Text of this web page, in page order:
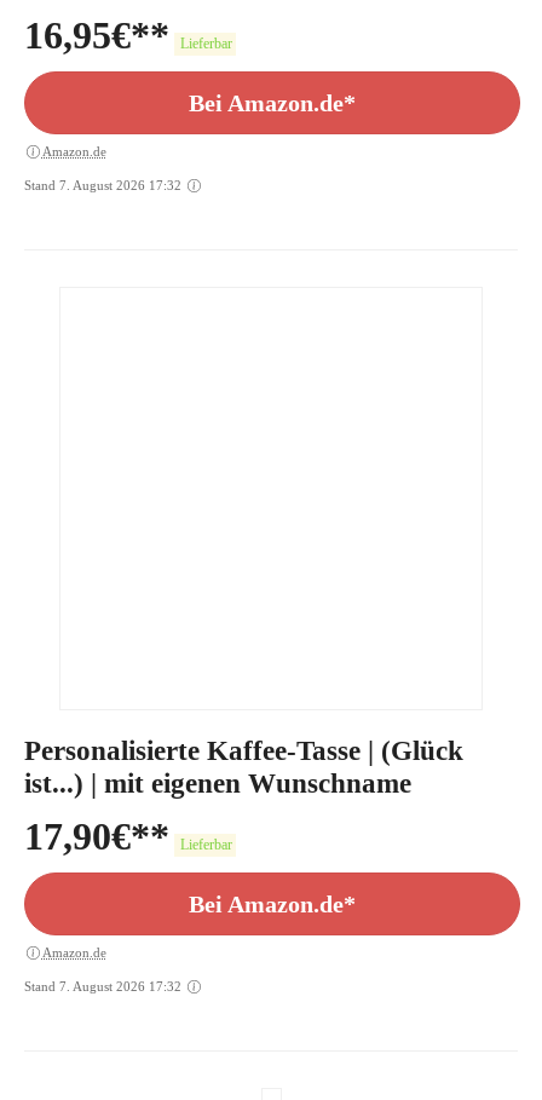
16,95€ Lieferbar
Bei Amazon.de*
Amazon.de
Stand 7. August 2026 17:32
Personalisierte Kaffee-Tasse | (Glück
ist...) | mit eigenen Wunschname
17,90€ Lieferbar
Bei Amazon.de*
Amazon.de
Stand 7. August 2026 17:32